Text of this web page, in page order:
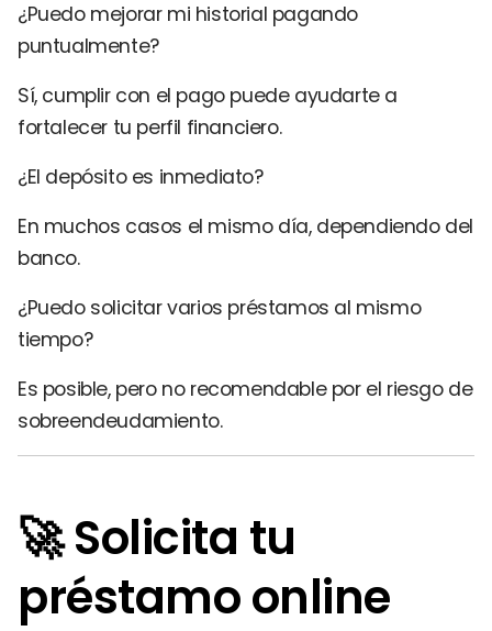
¿Puedo mejorar mi historial pagando
puntualmente?
Sí, cumplir con el pago puede ayudarte a
fortalecer tu perfil financiero.
¿El depósito es inmediato?
En muchos casos el mismo día, dependiendo del
banco.
¿Puedo solicitar varios préstamos al mismo
tiempo?
Es posible, pero no recomendable por el riesgo de
sobreendeudamiento.
🚀 Solicita tu
préstamo online